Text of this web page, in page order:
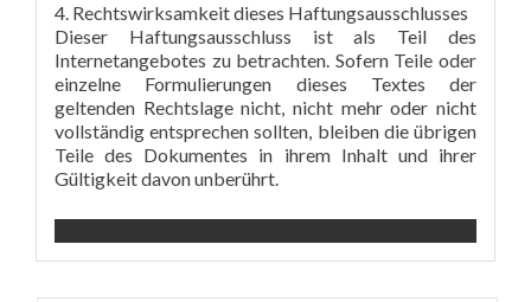
4. Rechtswirksamkeit dieses Haftungsausschlusses
Dieser Haftungsausschluss ist als Teil des
Internetangebotes zu betrachten. Sofern Teile oder
einzelne Formulierungen dieses Textes der
geltenden Rechtslage nicht, nicht mehr oder nicht
vollständig entsprechen sollten, bleiben die übrigen
Teile des Dokumentes in ihrem Inhalt und ihrer
Gültigkeit davon unberührt.